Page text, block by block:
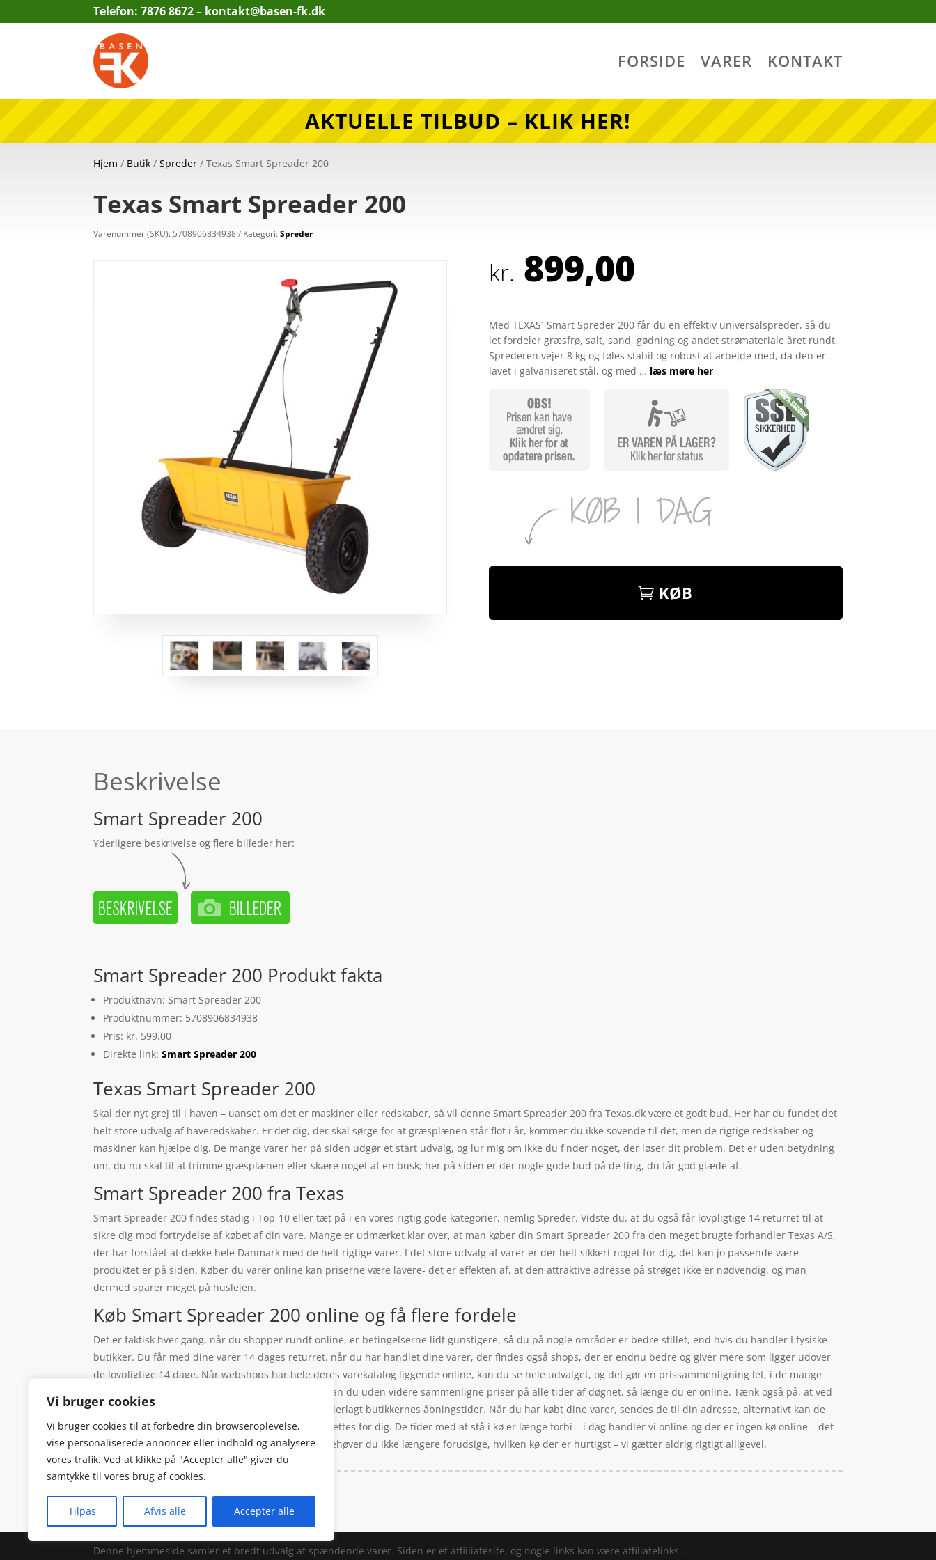
Vi bruger cookies
Vi bruger cookies til at forbedre din browseroplevelse,
vise personaliserede annoncer eller indhold og analysere
vores trafik. Ved at klikke på "Accepter alle" giver du
samtykke til vores brug af cookies.
Tilpas Afvis alle Accepter alle
Telefon: 7876 8672 – kontakt@basen-fk.dk
FORSIDE VARER KONTAKT
AKTUELLE TILBUD – KLIK HER!
Hjem / Butik /Spreder / Texas Smart Spreader 200
Texas Smart Spreader 200
Varenummer (SKU): 5708906834938 Kategori:Spreder
kr. 899,00
Med TEXAS´ Smart Spreder 200 får du en effektiv universalspreder, så du
let fordeler græsfrø, salt, sand, gødning og andet strømateriale året rundt.
Sprederen vejer 8 kg og føles stabil og robust at arbejde med, da den er
lavet i galvaniseret stål, og med … læs mere her
KØB
Beskrivelse
Smart Spreader 200
Yderligere beskrivelse og flere billeder her:
Smart Spreader 200 Produkt fakta
Produktnavn: Smart Spreader 200
Produktnummer: 5708906834938
Pris: kr. 599.00
Direkte link:Smart Spreader 200
Texas Smart Spreader 200
Skal der nyt grej til i haven – uanset om det er maskiner eller redskaber, så vil denne Smart Spreader 200 fra Texas.dk være et godt bud. Her har du fundet det
helt store udvalg af haveredskaber. Er det dig, der skal sørge for at græsplænen står flot i år, kommer du ikke sovende til det, men de rigtige redskaber og
maskiner kan hjælpe dig. De mange varer her på siden udgør et start udvalg, og lur mig om ikke du finder noget, der løser dit problem. Det er uden betydning
om, du nu skal til at trimme græsplænen eller skære noget af en busk; her på siden er der nogle gode bud på de ting, du får god glæde af.
Smart Spreader 200 fra Texas
Smart Spreader 200 findes stadig i Top-10 eller tæt på i en vores rigtig gode kategorier, nemlig Spreder. Vidste du, at du også får lovpligtige 14 returret til at
sikre dig mod fortrydelse af købet af din vare. Mange er udmærket klar over, at man køber din Smart Spreader 200 fra den meget brugte forhandler Texas A/S,
der har forstået at dække hele Danmark med de helt rigtige varer. I det store udvalg af varer er der helt sikkert noget for dig, det kan jo passende være
produktet er på siden. Køber du varer online kan priserne være lavere- det er effekten af, at den attraktive adresse på strøget ikke er nødvendig, og man
dermed sparer meget på huslejen.
Køb Smart Spreader 200 online og få flere fordele
Det er faktisk hver gang, når du shopper rundt online, er betingelserne lidt gunstigere, så du på nogle områder er bedre stillet, end hvis du handler I fysiske
butikker. Du får med dine varer 14 dages returret. når du har handlet dine varer, der findes også shops, der er endnu bedre og giver mere som ligger udover
de lovpligtige 14 dage. Når webshops har hele deres varekatalog liggende online, kan du se hele udvalget, og det gør en prissammenligning let, i de mange
webshops der er på det danske marked. Og i dag kan du uden videre sammenligne priser på alle tider af døgnet, så længe du er online. Tænk også på, at ved
at handle online, så slipper du helt for, at være underlagt butikkernes åbningstider. Når du har købt dine varer, sendes de til din adresse, alternativt kan de
sendes til dig arbejde, så du kan vælge det, det er lettes for dig. De tider med at stå i kø er længe forbi – i dag handler vi online og der er ingen kø online – det
er bare direkte til betaling, og så er du videre, så behøver du ikke længere forudsige, hvilken kø der er hurtigst – vi gætter aldrig rigtigt alligevel.
Denne hjemmeside samler et bredt udvalg af spændende varer. Siden er et affiiliatesite, og nogle links kan være affiliatelinks.